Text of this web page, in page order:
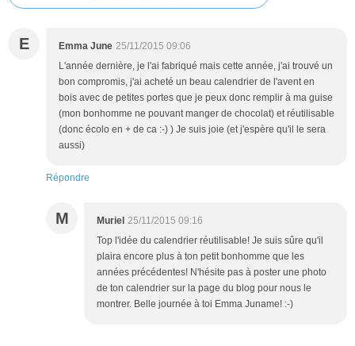
E Emma June 25/11/2015 09:06
L'année dernière, je l'ai fabriqué mais cette année, j'ai trouvé un
bon compromis, j'ai acheté un beau calendrier de l'avent en
bois avec de petites portes que je peux donc remplir à ma guise
(mon bonhomme ne pouvant manger de chocolat) et réutilisable
(donc écolo en + de ca :-) ) Je suis joie (et j'espère qu'il le sera
aussi)
Répondre
M Muriel 25/11/2015 09:16
Top l'idée du calendrier réutilisable! Je suis sûre qu'il
plaira encore plus à ton petit bonhomme que les
années précédentes! N'hésite pas à poster une photo
de ton calendrier sur la page du blog pour nous le
montrer. Belle journée à toi Emma Juname! :-)